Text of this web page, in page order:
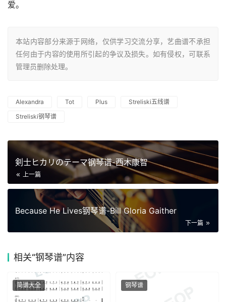
爱。
本站内容部分来源于网络，仅供学习交流分享，艺曲谱不承担
任何由于内容的使用所引起的争议及损失。如有侵权，可联系
管理员删除处理。
Alexandra Tot Plus
Streliski五线谱
Streliski钢琴谱
剣士ヒカリのテーマ钢琴谱-西木康智
上一篇
Because He Lives钢琴谱-Bill Gloria Gaither
下一篇
相关“钢琴谱”内容
简谱大全 钢琴谱